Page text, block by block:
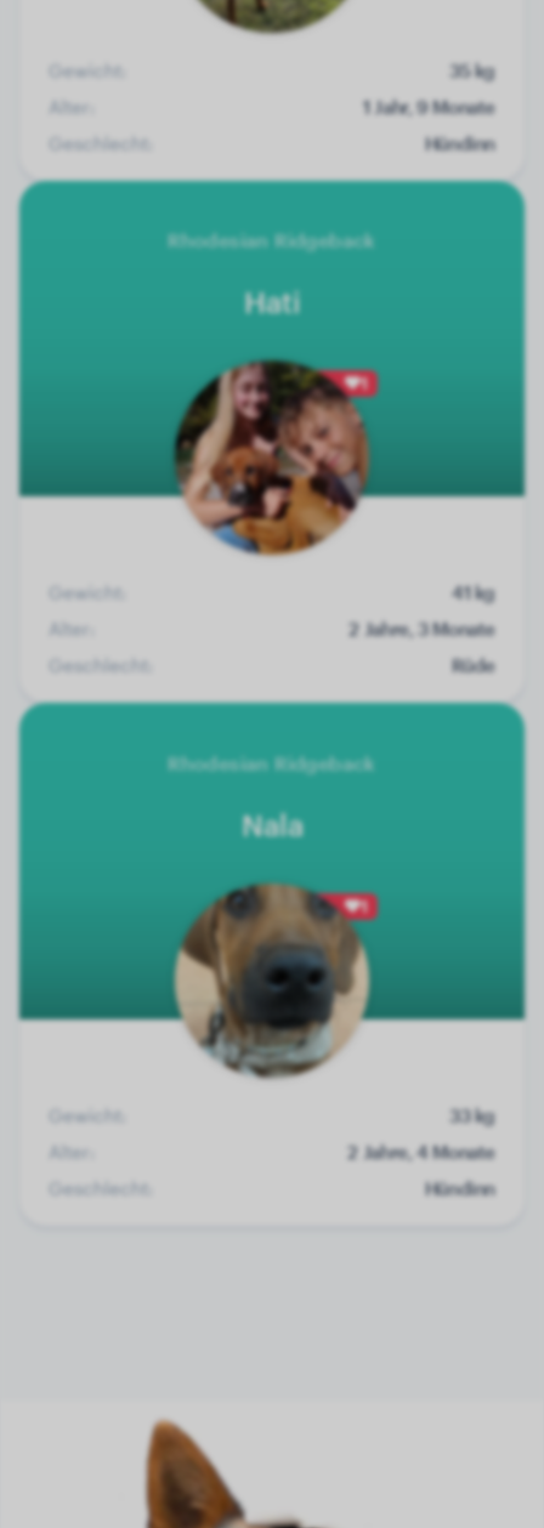
Gewicht:
35 kg
Alter:
1 Jahr, 9 Monate
Geschlecht:
Hündinn
Rhodesian Ridgeback
Hati
1
Gewicht:
41 kg
Alter:
2 Jahre, 3 Monate
Geschlecht:
Rüde
Rhodesian Ridgeback
Nala
1
Gewicht:
33 kg
Alter:
2 Jahre, 4 Monate
Geschlecht:
Hündinn